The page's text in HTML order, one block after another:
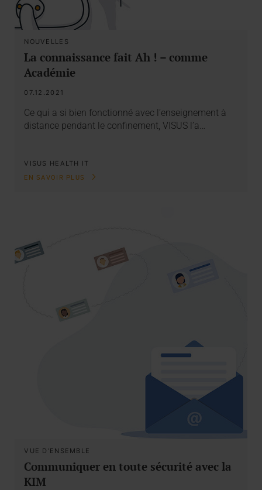
NOUVELLES
La connaissance fait Ah ! – comme
Académie
07.12.2021
Ce qui a si bien fonctionné avec l’enseignement à
distance pendant le confinement, VISUS l’a…
VISUS HEALTH IT
EN SAVOIR PLUS
VUE D'ENSEMBLE
Communiquer en toute sécurité avec la
KIM